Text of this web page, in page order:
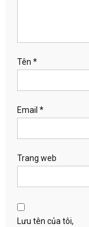
Tên *
Email *
Trang web
Lưu tên của tôi,